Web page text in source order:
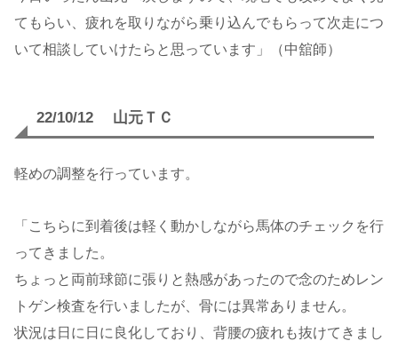
てもらい、疲れを取りながら乗り込んでもらって次走につ
いて相談していけたらと思っています」（中舘師）
22/10/12 山元ＴＣ
軽めの調整を行っています。
「こちらに到着後は軽く動かしながら馬体のチェックを行
ってきました。
ちょっと両前球節に張りと熱感があったので念のためレン
トゲン検査を行いましたが、骨には異常ありません。
状況は日に日に良化しており、背腰の疲れも抜けてきまし